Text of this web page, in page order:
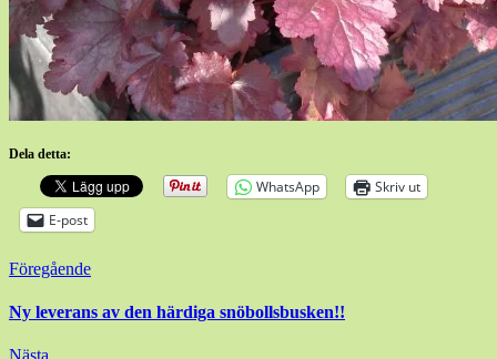
Dela detta:
WhatsApp
Skriv ut
E-post
Inläggsnavigering
Föregående
Ny leverans av den härdiga snöbollsbusken!!